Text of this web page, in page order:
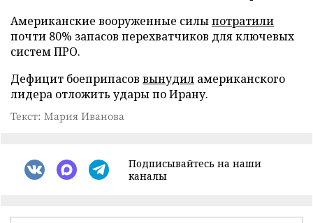
Американские вооруженные силыпотратили
почти 80% запасов перехватчиков для ключевых
систем ПРО.
Дефицит боеприпасов вынудил американского
лидера отложить удары по Ирану.
Текст: Мария Иванова
Подписывайтесь на наши
каналы